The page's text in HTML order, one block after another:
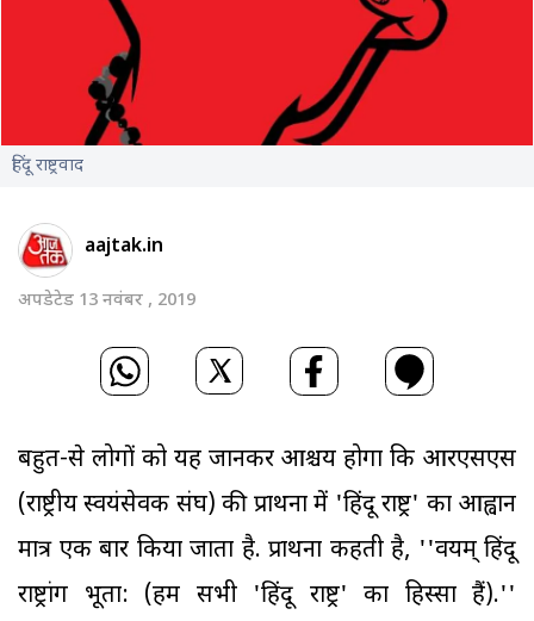
हिंदू राष्ट्रवाद
aajtak.in
अपडेटेड 13 नवंबर , 2019
बहुत-से लोगों को यह जानकर आश्चर्य होगा कि आरएसएस
(राष्ट्रीय स्वयंसेवक संघ) की प्रार्थना में 'हिंदू राष्ट्र' का आह्वान
मात्र एक बार किया जाता है. प्रार्थना कहती है, ''वयम् हिंदू
राष्ट्रांग भूता: (हम सभी 'हिंदू राष्ट्र' का हिस्सा हैं).''